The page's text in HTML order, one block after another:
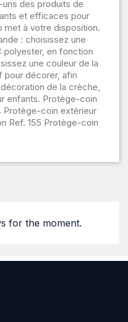
des produits de
et efficaces pour
met à votre disposition.
: choisissez une
polyester, en fonction
une couleur de la
pour décorer, afin
de la crèche,
enfants. Protège-coin
Protège-coin extérieur
Ref. 155 Protège-coin
for the moment.